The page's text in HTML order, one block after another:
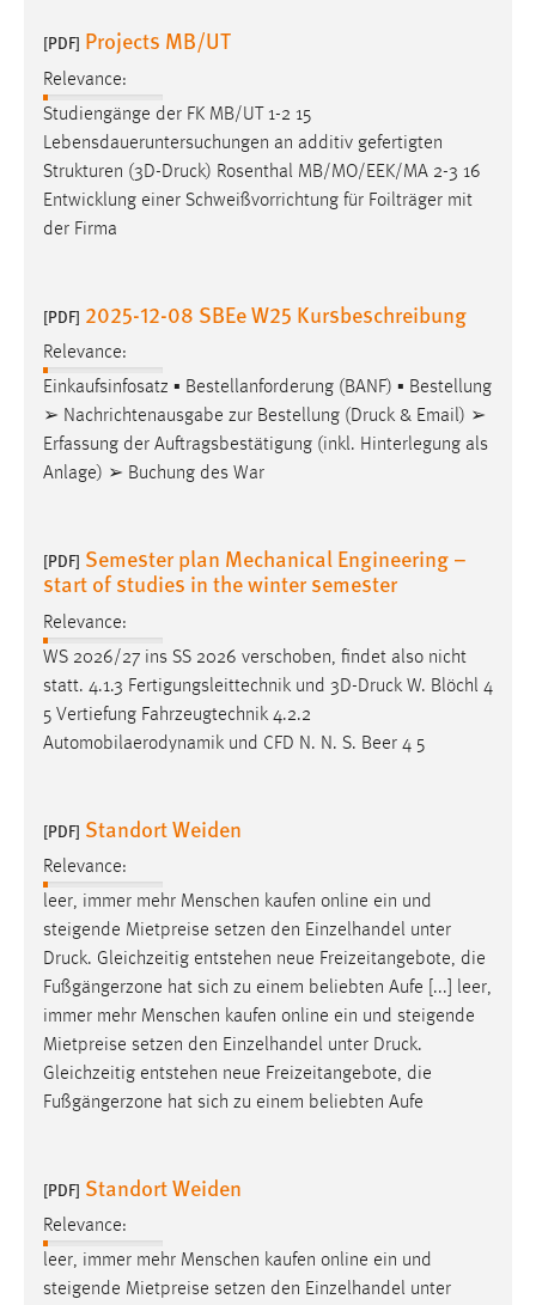
[PDF] Projects MB/UT
Relevance:
Studiengänge der FK MB/UT 1-2 15
Lebensdaueruntersuchungen an additiv gefertigten
Strukturen (3D-Druck) Rosenthal MB/MO/EEK/MA 2-3 16
Entwicklung einer Schweißvorrichtung für Foilträger mit
der Firma
[PDF] 2025-12-08 SBEe W25 Kursbeschreibung
Relevance:
Einkaufsinfosatz ▪ Bestellanforderung (BANF) ▪ Bestellung
➢ Nachrichtenausgabe zur Bestellung (Druck & Email) ➢
Erfassung der Auftragsbestätigung (inkl. Hinterlegung als
Anlage) ➢ Buchung des War
[PDF] Semester plan Mechanical Engineering –
start of studies in the winter semester
Relevance:
WS 2026/27 ins SS 2026 verschoben, findet also nicht
statt. 4.1.3 Fertigungsleittechnik und 3D-Druck W. Blöchl 4
5 Vertiefung Fahrzeugtechnik 4.2.2
Automobilaerodynamik und CFD N. N. S. Beer 4 5
[PDF] Standort Weiden
Relevance:
leer, immer mehr Menschen kaufen online ein und
steigende Mietpreise setzen den Einzelhandel unter
Druck. Gleichzeitig entstehen neue Freizeitangebote, die
Fußgängerzone hat sich zu einem beliebten Aufe [...] leer,
immer mehr Menschen kaufen online ein und steigende
Mietpreise setzen den Einzelhandel unter Druck.
Gleichzeitig entstehen neue Freizeitangebote, die
Fußgängerzone hat sich zu einem beliebten Aufe
[PDF] Standort Weiden
Relevance:
leer, immer mehr Menschen kaufen online ein und
steigende Mietpreise setzen den Einzelhandel unter